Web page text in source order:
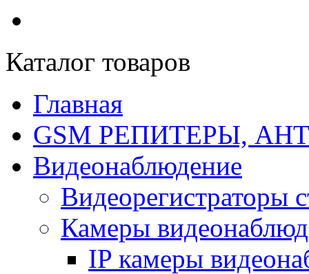
Каталог товаров
Главная
GSM РЕПИТЕРЫ,
Видеонаблюдение
Видеорегистраторы
Камеры
IP камеры